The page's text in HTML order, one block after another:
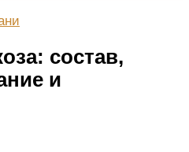
состав,
и